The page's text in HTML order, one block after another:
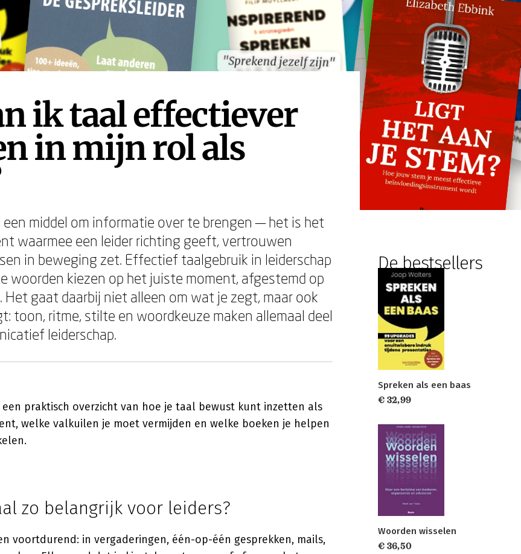
"Sprekend jezelf zijn"
"Sprekend jezelf zijn"
ik taal effectiever
in mijn rol als
een middel om informatie over te brengen — het is het
waarmee een leider richting geeft, vertrouwen
in beweging zet. Effectief taalgebruik in leiderschap
woorden kiezen op het juiste moment, afgestemd op
Het gaat daarbij niet alleen om wat je zegt, maar ook
toon, ritme, stilte en woordkeuze maken allemaal deel
leiderschap.
een praktisch overzicht van hoe je taal bewust kunt inzetten als
welke valkuilen je moet vermijden en welke boeken je helpen
zo belangrijk voor leiders?
voortdurend: in vergaderingen, één-op-één gesprekken, mails,
De bestsellers
Spreken als een baas
€ 32,99
Woorden wisselen
€ 36,50